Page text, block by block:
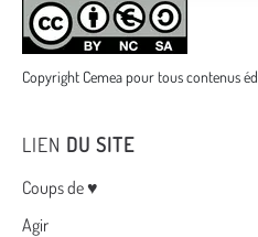
Copyright Cemea pour tous contenus
LIEN DU SITE
Menu
Coups de ♥
Agir